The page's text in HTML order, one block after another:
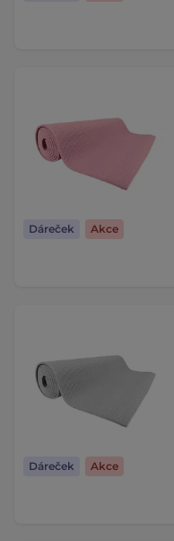
Dáreček Akce
Dáreček Akce